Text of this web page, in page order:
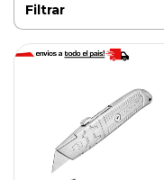
Filtrar